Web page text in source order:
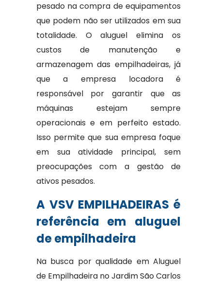
pesado na compra de equipamentos
que podem não ser utilizados em sua
totalidade. O aluguel elimina os
custos de manutenção e
armazenagem das empilhadeiras, já
que a empresa locadora é
responsável por garantir que as
máquinas estejam sempre
operacionais e em perfeito estado.
Isso permite que sua empresa foque
em sua atividade principal, sem
preocupações com a gestão de
ativos pesados.
A VSV EMPILHADEIRAS é
referência em aluguel
de empilhadeira
Na busca por qualidade em Aluguel
de Empilhadeira no Jardim São Carlos